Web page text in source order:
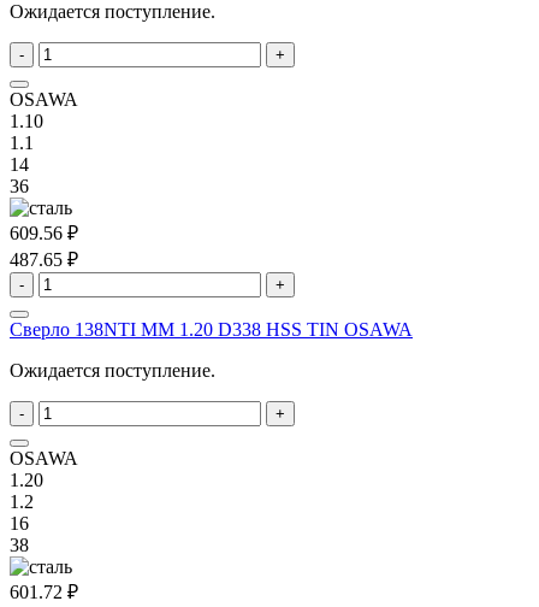
Ожидается поступление.
- +
OSAWA
1.10
1.1
14
36
609.56 ₽
487.65 ₽
- +
Сверло 138NTI MM 1.20 D338 HSS TIN OSAWA
Ожидается поступление.
- +
OSAWA
1.20
1.2
16
38
601.72 ₽